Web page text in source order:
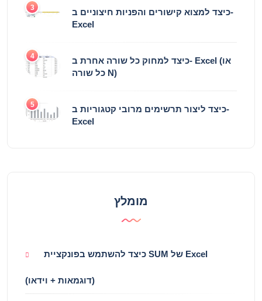
3
כיצד למצוא קישורים והפניות חיצוניים ב-
Excel
4
כיצד למחוק כל שורה אחרת ב- Excel (או
כל שורה N)
5
כיצד ליצור תרשימים מרובי קטגוריות ב-
Excel
מומלץ
כיצד להשתמש בפונקציית SUM של Excel
(דוגמאות + וידאו)